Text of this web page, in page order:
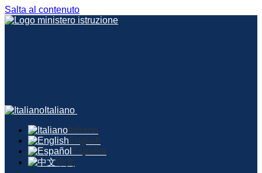
Salta al contenuto
Italiano
Italiano
English
Español
中文